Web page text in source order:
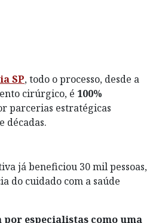
SP, todo o processo, desde a
cirúrgico, é 100%
parcerias estratégicas
décadas.
já beneficiou 30 mil pessoas,
do cuidado com a saúde
especialistas como uma